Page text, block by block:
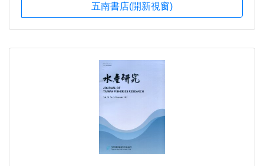
五南書店(開新視窗)